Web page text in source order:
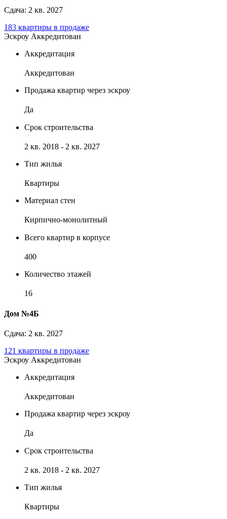
Сдача: 2 кв. 2027
183 квартиры в продаже
Эскроу Аккредитован
Аккредитация
Аккредитован
Продажа квартир через эскроу
Да
Срок строительства
2 кв. 2018 - 2 кв. 2027
Тип жилья
Квартиры
Материал стен
Кирпично-монолитный
Всего квартир в корпусе
400
Количество этажей
16
Дом №4Б
Сдача: 2 кв. 2027
121 квартиры в продаже
Эскроу Аккредитован
Аккредитация
Аккредитован
Продажа квартир через эскроу
Да
Срок строительства
2 кв. 2018 - 2 кв. 2027
Тип жилья
Квартиры